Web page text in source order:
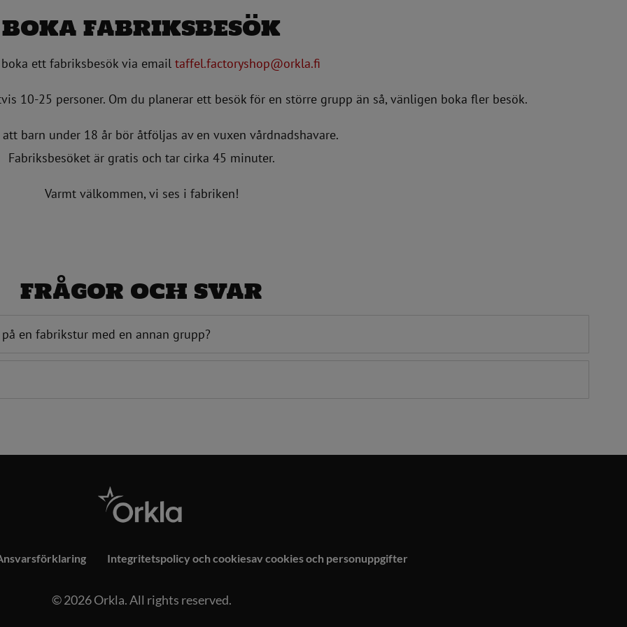
BOKA FABRIKSBESÖK
ett fabriksbesök via email taffel.factoryshop@orkla.fi
10-25 personer. Om du planerar ett besök för en större grupp än så, vänligen boka fler besök.
att barn under 18 år bör åtföljas av en vuxen vårdnadshavare.
Fabriksbesöket är gratis och tar cirka 45 minuter.
Varmt välkommen, vi ses i fabriken!
FRÅGOR OCH SVAR
en fabrikstur med en annan grupp?
Integritetspolicy och cookiesav cookies och personuppgifter
© 2026 Orkla. All rights reserved.